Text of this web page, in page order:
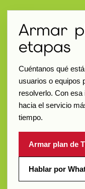
Armar
etapas
Cuéntanos qué
usuarios o equipos
resolverlo. Con
hacia el servicio
tiempo.
Armar plan de
Hablar por